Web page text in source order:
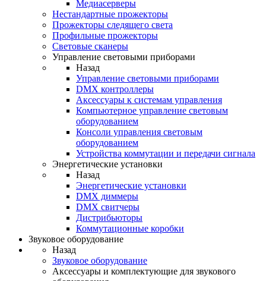
Медиасерверы
Нестандартные прожекторы
Прожекторы следящего света
Профильные прожекторы
Световые сканеры
Управление световыми приборами
Назад
Управление световыми приборами
DMX контроллеры
Аксессуары к системам управления
Компьютерное управление световым
оборудованием
Консоли управления световым
оборудованием
Устройства коммутации и передачи сигнала
Энергетические установки
Назад
Энергетические установки
DMX диммеры
DMX свитчеры
Дистрибьюторы
Коммутационные коробки
Звуковое оборудование
Назад
Звуковое оборудование
Аксессуары и комплектующие для звукового